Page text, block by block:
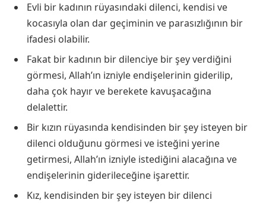
Evli bir kadının rüyasındaki dilenci, kendisi ve
kocasıyla olan dar geçiminin ve parasızlığının bir
ifadesi olabilir.
Fakat bir kadının bir dilenciye bir şey verdiğini
görmesi, Allah’ın izniyle endişelerinin giderilip,
daha çok hayır ve berekete kavuşacağına
delalettir.
Bir kızın rüyasında kendisinden bir şey isteyen bir
dilenci olduğunu görmesi ve isteğini yerine
getirmesi, Allah’ın izniyle istediğini alacağına ve
endişelerinin giderileceğine işarettir.
Kız, kendisinden bir şey isteyen bir dilenci